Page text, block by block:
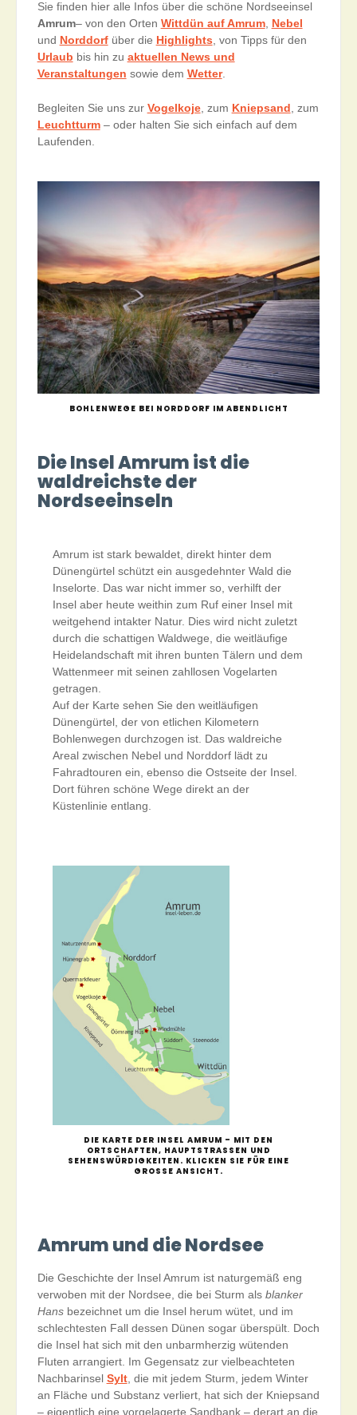
Sie finden hier alle Infos über die schöne Nordseeinsel
Amrum– von den Orten Wittdün auf Amrum,
Nebel
und Norddorfüber die Highlights , von Tipps für den
Urlaub bis hin zu aktuellen News und
Veranstaltungen sowie dem Wetter.
Begleiten Sie uns zur Vogelkoje, zum Kniepsand , zum
Leuchtturm– oder halten Sie sich einfach auf dem
Laufenden.
BOHLENWEGE BEI NORDDORF IM ABENDLICHT
Die Insel Amrum ist die
waldreichste der
Nordseeinseln
Amrum ist stark bewaldet, direkt hinter dem
Dünengürtel schützt ein ausgedehnter Wald die
Inselorte. Das war nicht immer so, verhilft der
Insel aber heute weithin zum Ruf einer Insel mit
weitgehend intakter Natur. Dies wird nicht zuletzt
durch die schattigen Waldwege, die weitläufige
Heidelandschaft mit ihren bunten Tälern und dem
Wattenmeer mit seinen zahllosen Vogelarten
getragen.
Auf der Karte sehen Sie den weitläufigen
Dünengürtel, der von etlichen Kilometern
Bohlenwegen durchzogen ist. Das waldreiche
Areal zwischen Nebel und Norddorf lädt zu
Fahradtouren ein, ebenso die Ostseite der Insel.
Dort führen schöne Wege direkt an der
Küstenlinie entlang.
DIE KARTE DER INSEL AMRUM – MIT DEN
ORTSCHAFTEN, HAUPTSTRASSEN UND S
EHENSWÜRDIGKEITEN. KLICKEN SIE FÜR EINE G
ROSSE ANSICHT.
Amrum und die Nordsee
Die Geschichte der Insel Amrum ist naturgemäß eng
verwoben mit der Nordsee, die bei Sturm als blanker
Hansbezeichnet um die Insel herum wütet, und im
schlechtesten Fall dessen Dünen sogar überspült. Doch
die Insel hat sich mit den unbarmherzig wütenden
Fluten arrangiert. Im Gegensatz zur vielbeachteten
Nachbarinsel Sylt, die mit jedem Sturm, jedem Winter
an Fläche und Substanz verliert, hat sich der Kniepsand
– eigentlich eine vorgelagerte Sandbank – derart an die